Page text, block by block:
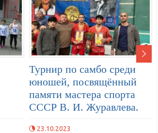
Турнир по самбо среди
юношей, посвящённый
памяти мастера спорта
СССР В. И. Журавлева.
23.10.2023